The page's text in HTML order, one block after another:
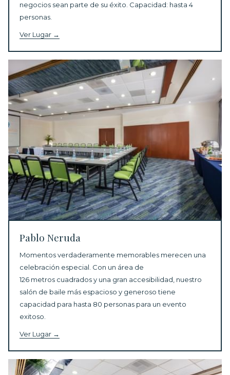
negocios sean parte de su éxito. Capacidad: hasta 4
personas.
Ver Lugar
Pablo Neruda
Momentos verdaderamente memorables merecen una
celebración especial. Con un área de
126 metros cuadrados y una gran accesibilidad, nuestro
salón de baile más espacioso y generoso tiene
capacidad para hasta 80 personas para un evento
exitoso.
Ver Lugar